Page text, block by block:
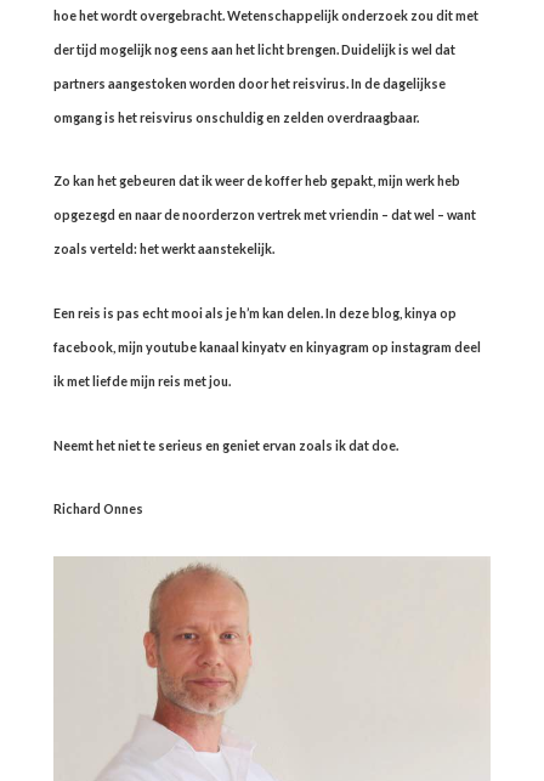
hoe het wordt overgebracht. Wetenschappelijk onderzoek zou dit met
der tijd mogelijk nog eens aan het licht brengen. Duidelijk is wel dat
partners aangestoken worden door het reisvirus. In de dagelijkse
omgang is het reisvirus onschuldig en zelden overdraagbaar.
Zo kan het gebeuren dat ik weer de koffer heb gepakt, mijn werk heb
opgezegd en naar de noorderzon vertrek met vriendin – dat wel – want
zoals verteld: het werkt aanstekelijk.
Een reis is pas echt mooi als je h’m kan delen. In deze blog, kinya op
facebook, mijn youtube kanaal kinyatv en kinyagram op instagram deel
ik met liefde mijn reis met jou.
Neemt het niet te serieus en geniet ervan zoals ik dat doe.
Richard Onnes